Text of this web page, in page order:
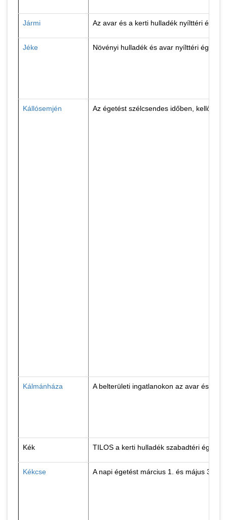
Jármi Az avar és a kerti hulladék nyílttéri
Jéke Növényi hulladék és avar nyílttéri
Kállósemjén Az égetést szélcsendes időben, kellően
Kálmánháza A belterületi ingatlanokon az avar és
Kék TILOS a kerti hulladék szabadtéri
Kékcse A napi égetést március 1. és május 30.,